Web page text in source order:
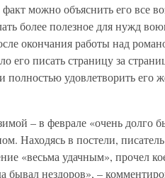
можно объяснить его все
более полезное для нужд
окончания работы над
его писать страницу за
полностью удовлетворить его
– в феврале «очень долго
Находясь в постели,
«весьма удачным», прочел
бывал нездоров», –